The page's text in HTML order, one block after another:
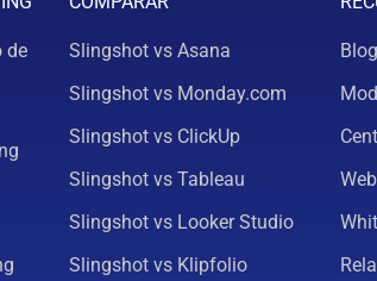
de
Slingshot vs Asana
Slingshot vs Monday.com
Slingshot vs ClickUp
Slingshot vs Tableau
Slingshot vs Looker Studio
Slingshot vs Klipfolio
Blog